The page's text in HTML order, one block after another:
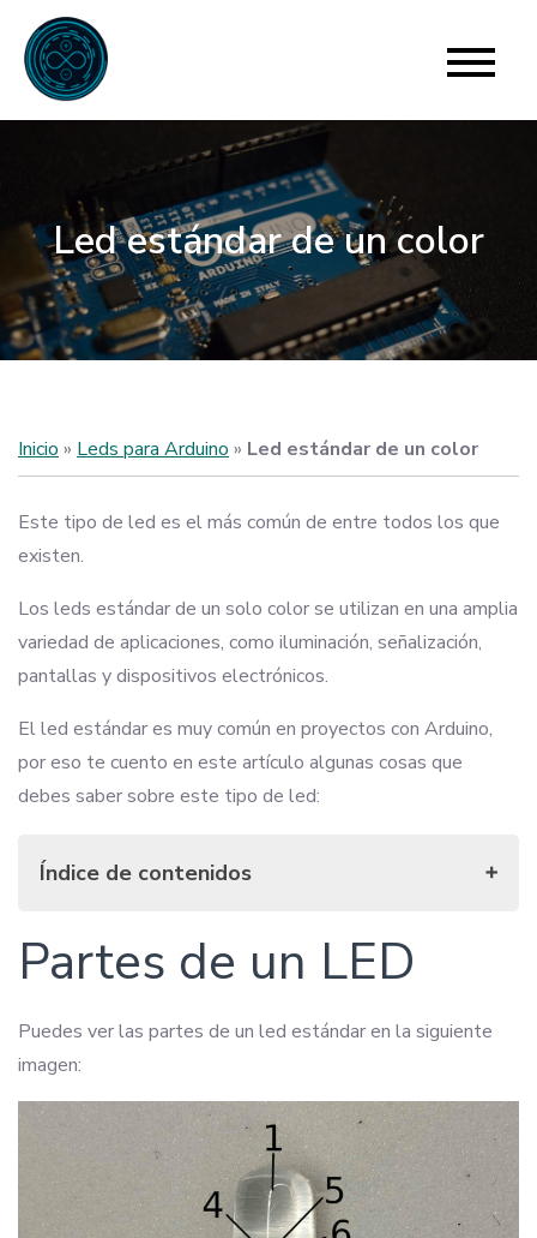
content
Led estándar de un color
Inicio » Leds para Arduino » Led estándar de un color
Este tipo de led es el más común de entre todos los que
existen.
Los leds estándar de un solo color se utilizan en una amplia
variedad de aplicaciones, como iluminación, señalización,
pantallas y dispositivos electrónicos.
El led estándar es muy común en proyectos con Arduino,
por eso te cuento en este artículo algunas cosas que
debes saber sobre este tipo de led:
Índice de contenidos
Cómo funciona un led
Cómo calcular la resistencia para un led
Cómo conectar un led con Arduino
Partes de un LED
Puedes ver las partes de un led estándar en la siguiente
imagen: